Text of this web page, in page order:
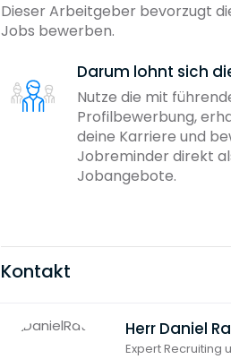
Dieser Arbeitgeber bevorzugt
Jobs bewerben.
Darum lohnt sich
Nutze die mit
Profilbewerbung,
deine Karriere und
Jobreminder direkt
Jobangebote.
Kontakt
Herr Daniel
Expert Recruiting